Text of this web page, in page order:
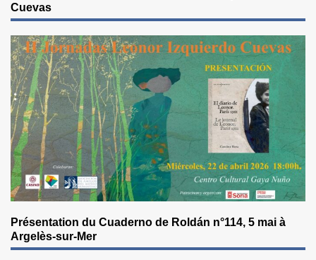
Cuevas
Présentation du Cuaderno de Roldán n°114, 5 mai à
Argelès-sur-Mer